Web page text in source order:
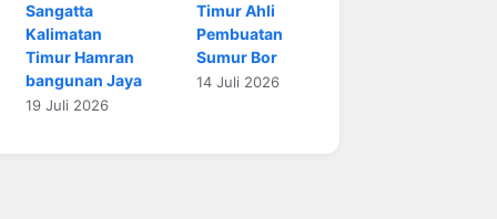
Sangatta
Kalimatan
Timur Hamran
bangunan Jaya
19 Juli 2026
Timur Ahli
Pembuatan
Sumur Bor
14 Juli 2026